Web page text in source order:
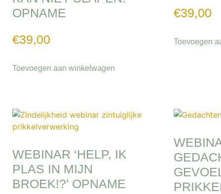
OPNAME
€39,00
Toevoegen aan winkelwagen
€39,00
Toevoegen
WEBINAR ‘HELP, IK
PLAS IN MIJN
BROEK!?’ OPNAME